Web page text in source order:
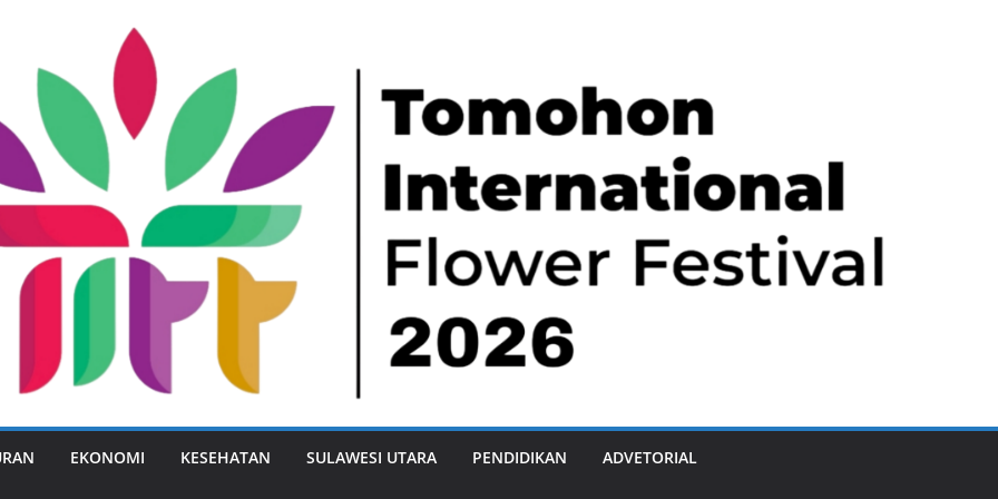
EKONOMI KESEHATAN SULAWESI UTARA PENDIDIKAN ADVETORIAL